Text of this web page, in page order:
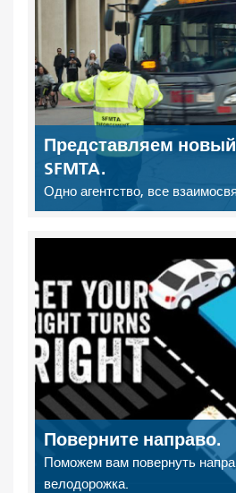
Представляем
SFMTA.
Одно агентство, все
Поверните направо.
Поможем вам повернуть
велодорожка.